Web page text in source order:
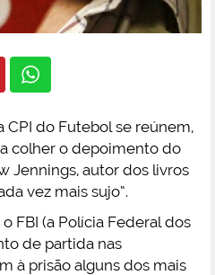
CPI do Futebol se reúnem,
colher o depoimento do
Jennings, autor dos livros
vez mais sujo”.
FBI (a Polícia Federal dos
de partida nas
à prisão alguns dos mais